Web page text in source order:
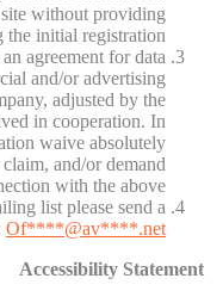
without providing
the initial registration.
agreement for data
and/or advertising
adjusted by the
in cooperation. In
waive absolutely
and/or demand
with the above.
list please send a
Of****@av****.net
Accessibility Statement